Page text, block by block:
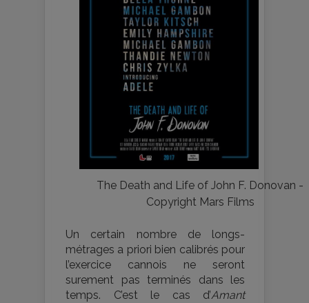
The Death and Life of John F. Donovan -
Copyright Mars Films
Un certain nombre de longs-
métrages a priori bien calibrés pour
l’exercice cannois ne seront
surement pas terminés dans les
temps. C’est le cas d’Amant